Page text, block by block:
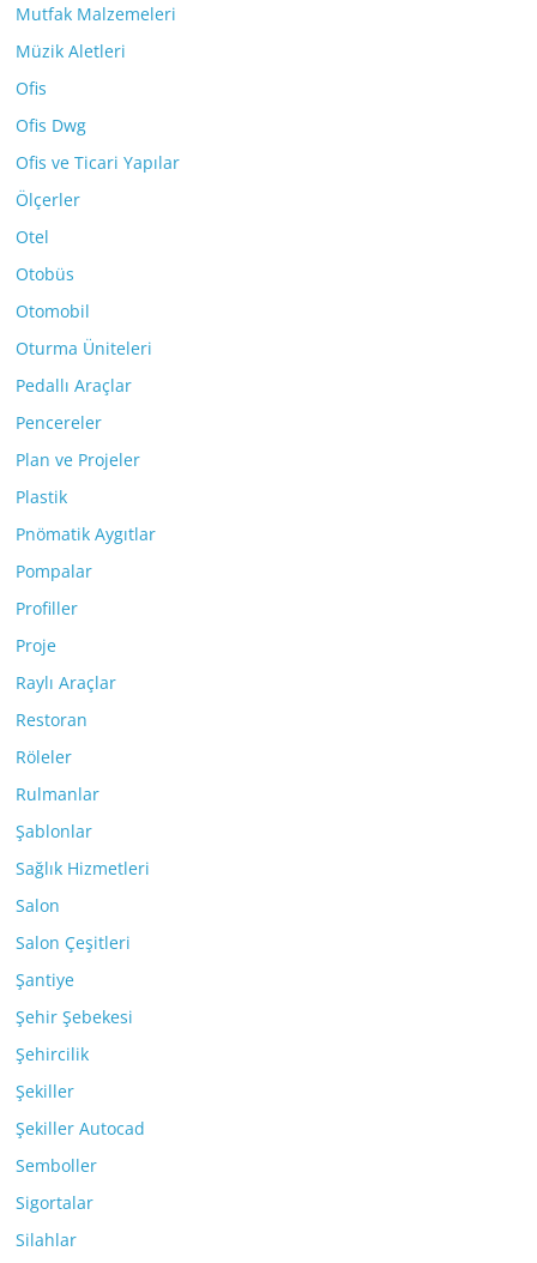
Mutfak Malzemeleri
Müzik Aletleri
Ofis
Ofis Dwg
Ofis ve Ticari Yapılar
Ölçerler
Otel
Otobüs
Otomobil
Oturma Üniteleri
Pedallı Araçlar
Pencereler
Plan ve Projeler
Plastik
Pnömatik Aygıtlar
Pompalar
Profiller
Proje
Raylı Araçlar
Restoran
Röleler
Rulmanlar
Şablonlar
Sağlık Hizmetleri
Salon
Salon Çeşitleri
Şantiye
Şehir Şebekesi
Şehircilik
Şekiller
Şekiller Autocad
Semboller
Sigortalar
Silahlar